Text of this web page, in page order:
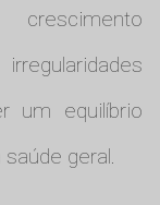
um equilíbrio
geral.